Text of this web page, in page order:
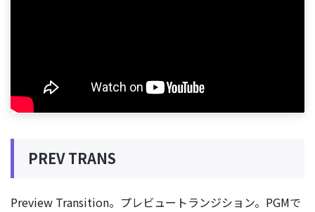
PREV TRANS
Preview Transition。プレビュートランジション。PGMで